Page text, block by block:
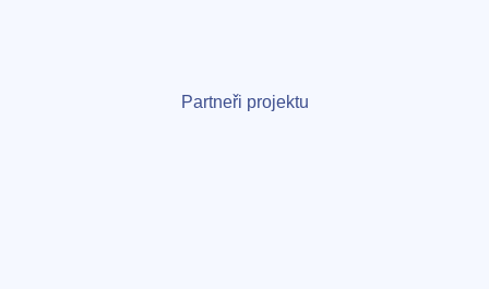
Partneři projektu